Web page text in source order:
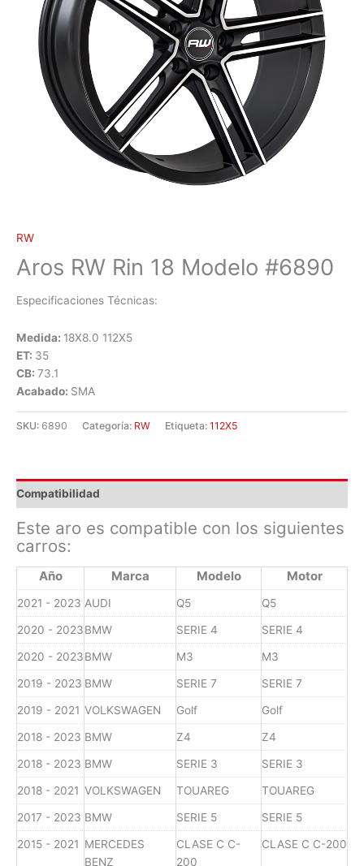
RW
Aros RW Rin 18 Modelo #6890
Especificaciones Técnicas:
Medida: 18X8.0 112X5
ET: 35
CB: 73.1
Acabado: SMA
SKU: 6890 Categoría: RW Etiqueta: 112X5
Compatibilidad
Este aro es compatible con los siguientes
carros:
Año Marca Modelo Motor
2021 - 2023 AUDI Q5 Q5
2020 - 2023BMW SERIE 4 SERIE 4
2020 - 2023BMW M3 M3
2019 - 2023 BMW SERIE 7 SERIE 7
2019 - 2021 VOLKSWAGEN Golf Golf
2018 - 2023 BMW Z4 Z4
2018 - 2023 BMW SERIE 3 SERIE 3
2018 - 2021 VOLKSWAGEN TOUAREG TOUAREG
2017 - 2023 BMW SERIE 5 SERIE 5
2015 - 2021 MERCEDES
BENZ
CLASE C C-
200
CLASE C C-200